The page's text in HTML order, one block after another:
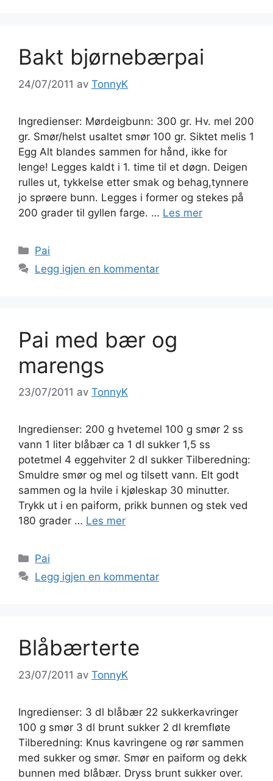
Bakt bjørnebærpai
24/07/2011 av TonnyK
Ingredienser: Mørdeigbunn: 300 gr. Hv. mel 200
gr. Smør/helst usaltet smør 100 gr. Siktet melis 1
Egg Alt blandes sammen for hånd, ikke for
lenge! Legges kaldt i 1. time til et døgn. Deigen
rulles ut, tykkelse etter smak og behag,tynnere
jo sprøere bunn. Legges i former og stekes på
200 grader til gyllen farge. … Les mer
Kategorier
Pai
Legg igjen en kommentar
Pai med bær og
marengs
23/07/2011 av TonnyK
Ingredienser: 200 g hvetemel 100 g smør 2 ss
vann 1 liter blåbær ca 1 dl sukker 1,5 ss
potetmel 4 eggehviter 2 dl sukker Tilberedning:
Smuldre smør og mel og tilsett vann. Elt godt
sammen og la hvile i kjøleskap 30 minutter.
Trykk ut i en paiform, prikk bunnen og stek ved
180 grader … Les mer
Kategorier
Pai
Legg igjen en kommentar
Blåbærterte
23/07/2011 av TonnyK
Ingredienser: 3 dl blåbær 22 sukkerkavringer
100 g smør 3 dl brunt sukker 2 dl kremfløte
Tilberedning: Knus kavringene og rør sammen
med sukker og smør. Smør en paiform og dekk
bunnen med blåbær. Dryss brunt sukker over.